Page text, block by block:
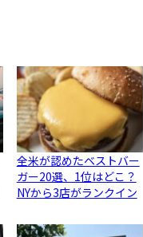
全米が認めたベストバー
ガー20選、1位はどこ？
NYから3店がランクイン